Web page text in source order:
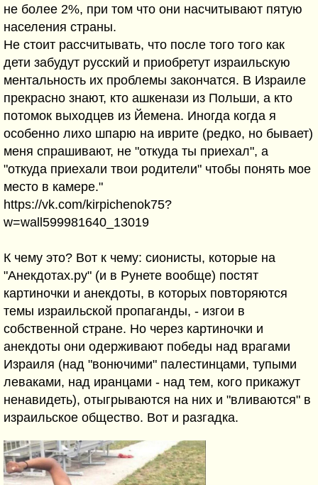
не более 2%, при том что они насчитывают пятую
населения страны.
Не стоит рассчитывать, что после того того как
дети забудут русский и приобретут израильскую
ментальность их проблемы закончатся. В Израиле
прекрасно знают, кто ашкенази из Польши, а кто
потомок выходцев из Йемена. Иногда когда я
особенно лихо шпарю на иврите (редко, но бывает)
меня спрашивают, не "откуда ты приехал", а
"откуда приехали твои родители" чтобы понять мое
место в камере."
https://vk.com/kirpichenok75?
w=wall599981640_13019
К чему это? Вот к чему: сионисты, которые на
"Анекдотах.ру" (и в Рунете вообще) постят
картиночки и анекдоты, в которых повторяются
темы израильской пропаганды, - изгои в
собственной стране. Но через картиночки и
анекдоты они одерживают победы над врагами
Израиля (над "вонючими" палестинцами, тупыми
леваками, над иранцами - над тем, кого прикажут
ненавидеть), отыгрываются на них и "вливаются" в
израильское общество. Вот и разгадка.